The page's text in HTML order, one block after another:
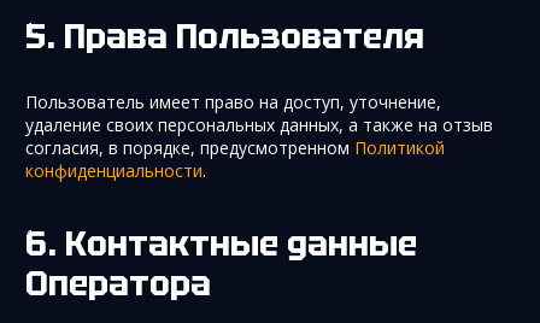
Права Пользователя
Пользователь имеет право на доступ, уточнение,
удаление своих персональных данных, а также на отзыв
согласия, в порядке, предусмотренном Политикой
конфиденциальности.
Контактные данные
Оператора